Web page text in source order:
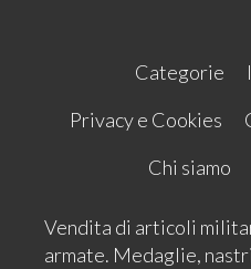
Categorie
Privacy e Cookies
Chi siamo
Vendita di articoli
armate. Medaglie,